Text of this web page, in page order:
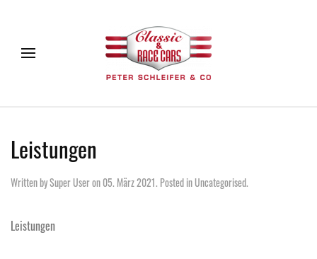
Leistungen
Written by Super User on05. März 2021. Posted inUncategorised.
Leistungen